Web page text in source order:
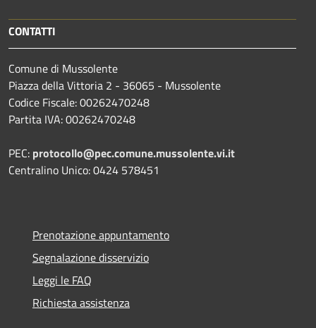
CONTATTI
Comune di Mussolente
Piazza della Vittoria 2 - 36065 - Mussolente
Codice Fiscale: 00262470248
Partita IVA: 00262470248
PEC: protocollo@pec.comune.mussolente.vi.it
Centralino Unico: 0424 578451
Prenotazione appuntamento
Segnalazione disservizio
Leggi le FAQ
Richiesta assistenza